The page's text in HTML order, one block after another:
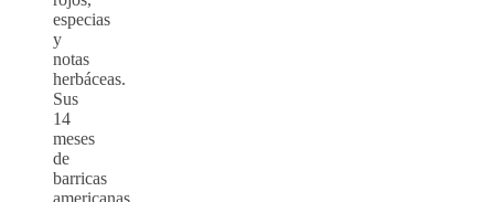
especias
y
notas
herbáceas.
Sus
14
meses
de
barricas